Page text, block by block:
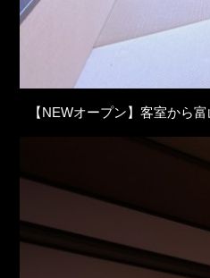
【NEWオープン】客室から